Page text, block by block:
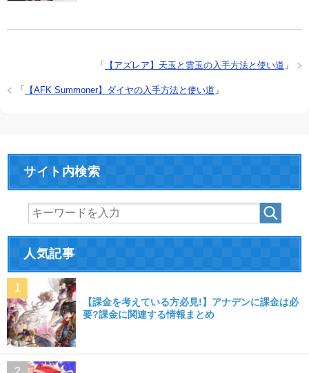
「 【アズレア】天玉と雲玉の入手方法と使い道 」
「 【AFK Summoner】ダイヤの入手方法と使い道 」
サイト内検索
人気記事
【課金を考えている方必見!】アナデンに課金は必
要?課金に関連する情報まとめ